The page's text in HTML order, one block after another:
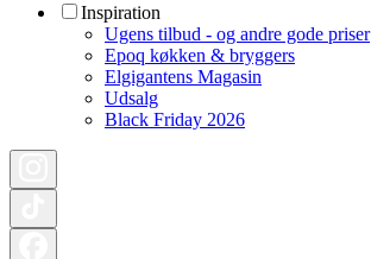
Inspiration
Ugens tilbud - og andre gode priser
Epoq køkken & bryggers
Elgigantens Magasin
Udsalg
Black Friday 2026